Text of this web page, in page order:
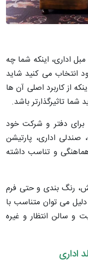
مبل اداری، اینکه شما چه
انتخاب می کنید شاید
از کاربرد اصلی آن ها
تاثیرگذارتر باشد.
برای دفتر و شرکت خود
اداری، پارتیشن
و تناسب داشته
رنگ بندی و حتی فرم
می توان متناسب با
و سالن انتظار و غیره
اداری